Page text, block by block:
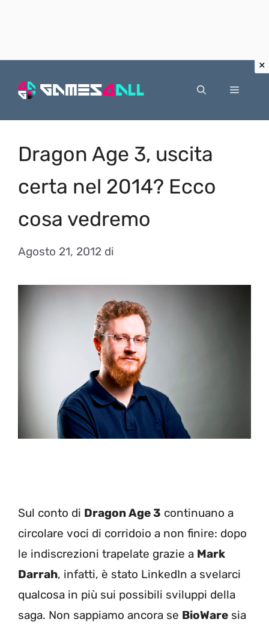
Menu
Dragon Age 3, uscita
certa nel 2014? Ecco
cosa vedremo
Agosto 21, 2012 di
Sul conto di Dragon Age 3 continuano a
circolare voci di corridoio a non finire: dopo
le indiscrezioni trapelate grazie a Mark
Darrah, infatti, è stato LinkedIn a svelarci
qualcosa in più sui possibili sviluppi della
saga. Non sappiamo ancora se BioWare sia